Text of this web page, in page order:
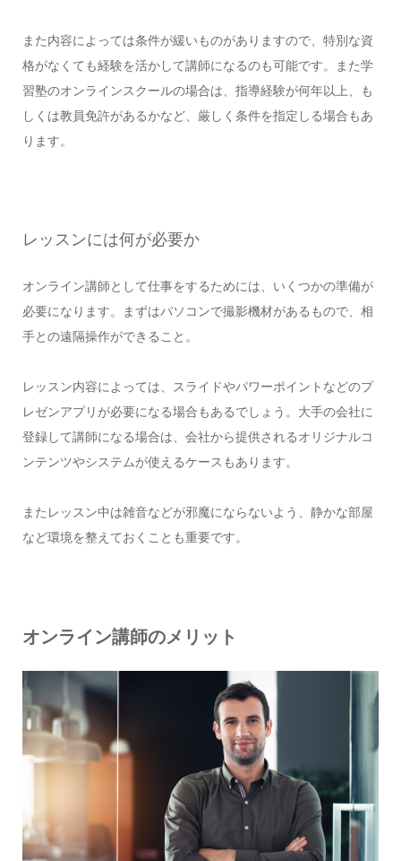
また内容によっては条件が緩いものがありますので、特別な資
格がなくても経験を活かして講師になるのも可能です。また学
習塾のオンラインスクールの場合は、指導経験が何年以上、も
しくは教員免許があるかなど、厳しく条件を指定しる場合もあ
ります。
レッスンには何が必要か
オンライン講師として仕事をするためには、いくつかの準備が
必要になります。まずはパソコンで撮影機材があるもので、相
手との遠隔操作ができること。
レッスン内容によっては、スライドやパワーポイントなどのプ
レゼンアプリが必要になる場合もあるでしょう。大手の会社に
登録して講師になる場合は、会社から提供されるオリジナルコ
ンテンツやシステムが使えるケースもあります。
またレッスン中は雑音などが邪魔にならないよう、静かな部屋
など環境を整えておくことも重要です。
オンライン講師のメリット